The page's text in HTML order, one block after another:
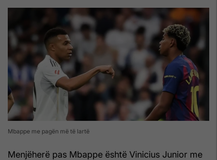
Mbappe me pagën më të lartë
Menjëherë pas Mbappe është Vinicius Junior me